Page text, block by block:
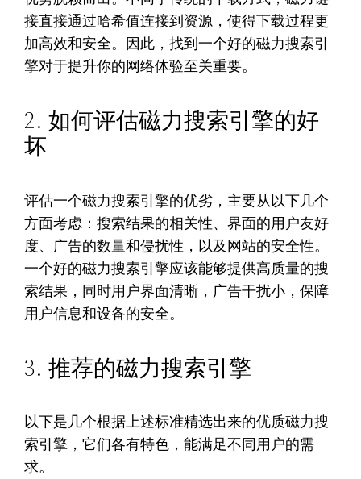
接直接通过哈希值连接到资源，使得下载过程更
加高效和安全。因此，找到一个好的磁力搜索引
擎对于提升你的网络体验至关重要。
2. 如何评估磁力搜索引擎的好
坏
评估一个磁力搜索引擎的优劣，主要从以下几个
方面考虑：搜索结果的相关性、界面的用户友好
度、广告的数量和侵扰性，以及网站的安全性。
一个好的磁力搜索引擎应该能够提供高质量的搜
索结果，同时用户界面清晰，广告干扰小，保障
用户信息和设备的安全。
3. 推荐的磁力搜索引擎
以下是几个根据上述标准精选出来的优质磁力搜
索引擎，它们各有特色，能满足不同用户的需
求。